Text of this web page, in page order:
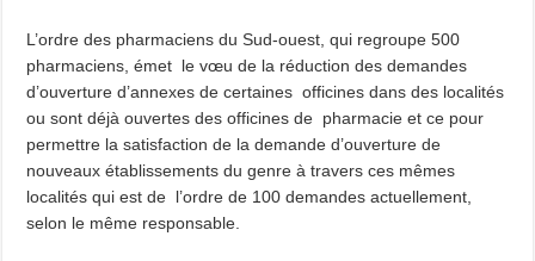
L’ordre des pharmaciens du Sud-ouest, qui regroupe 500
pharmaciens, émet le vœu de la réduction des demandes
d’ouverture d’annexes de certaines officines dans des localités
ou sont déjà ouvertes des officines de pharmacie et ce pour
permettre la satisfaction de la demande d’ouverture de
nouveaux établissements du genre à travers ces mêmes
localités qui est de l’ordre de 100 demandes actuellement,
selon le même responsable.